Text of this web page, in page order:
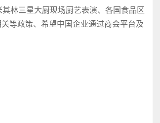
林三星大厨现场厨艺表演、各国食品区
等政策、希望中国企业通过商会平台及